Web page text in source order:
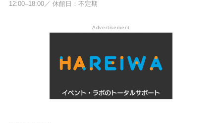
12:00–18:00／ 休館日：不定期
Advertisement